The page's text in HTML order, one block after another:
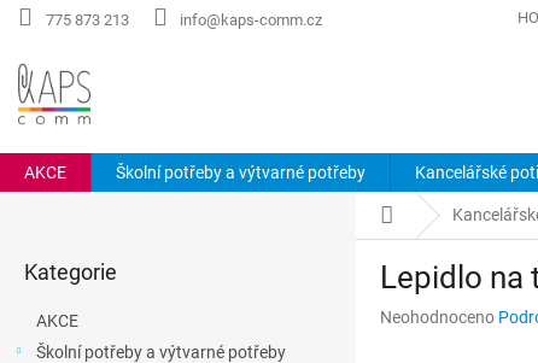
Přejít
775 873 213 info@kaps-comm.cz
AKCE Školní potřeby a výtvarné potřeby Kancelářské
kategorie
Kategorie
AKCE
Školní potřeby a výtvarné potřeby
Domů
Lepidlo na
Průměrné
Neohodnoceno